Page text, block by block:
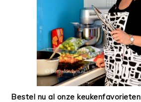
Bestel nu al onze